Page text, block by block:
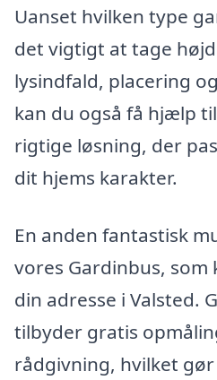
Uanset hvilken type
det vigtigt at tage
lysindfald, placering
kan du også få hjælp
rigtige løsning, der
dit hjems karakter.
En anden fantastisk
vores Gardinbus, som
din adresse i Valsted.
tilbyder gratis
rådgivning, hvilket